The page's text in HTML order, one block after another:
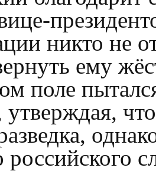
никто не
ему
поле
российского